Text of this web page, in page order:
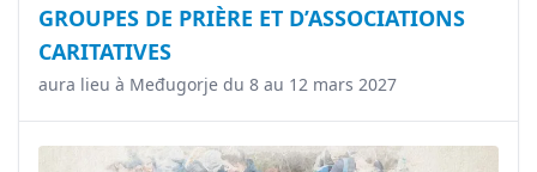
GROUPES DE PRIÈRE ET D’ASSOCIATIONS
CARITATIVES
aura lieu à Međugorje du 8 au 12 mars 2027